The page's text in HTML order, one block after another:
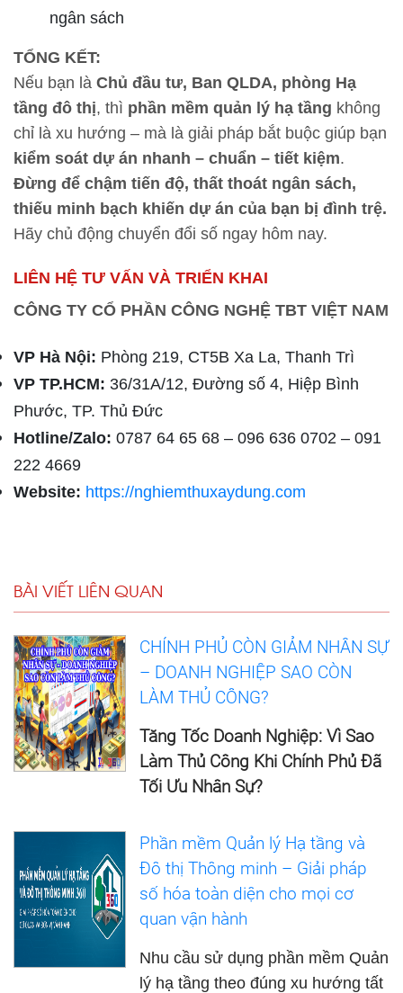
ngân sách
TỔNG KẾT:
Nếu bạn là Chủ đầu tư, Ban QLDA, phòng Hạ
tầng đô thị, thì phần mềm quản lý hạ tầng không
chỉ là xu hướng – mà là giải pháp bắt buộc giúp bạn
kiểm soát dự án nhanh – chuẩn – tiết kiệm.
Đừng để chậm tiến độ, thất thoát ngân sách,
thiếu minh bạch khiến dự án của bạn bị đình trệ.
Hãy chủ động chuyển đổi số ngay hôm nay.
LIÊN HỆ TƯ VẤN VÀ TRIỂN KHAI
CÔNG TY CỔ PHẦN CÔNG NGHỆ TBT VIỆT NAM
VP Hà Nội: Phòng 219, CT5B Xa La, Thanh Trì
VP TP.HCM: 36/31A/12, Đường số 4, Hiệp Bình
Phước, TP. Thủ Đức
Hotline/Zalo: 0787 64 65 68 – 096 636 0702 – 091
222 4669
Website: https://nghiemthuxaydung.com
BÀI VIẾT LIÊN QUAN
CHÍNH PHỦ CÒN GIẢM NHÂN SỰ
– DOANH NGHIỆP SAO CÒN
LÀM THỦ CÔNG?
Tăng Tốc Doanh Nghiệp: Vì Sao
Làm Thủ Công Khi Chính Phủ Đã
Tối Ưu Nhân Sự?
Phần mềm Quản lý Hạ tầng và
Đô thị Thông minh – Giải pháp
số hóa toàn diện cho mọi cơ
quan vận hành
Nhu cầu sử dụng phần mềm Quản
lý hạ tầng theo đúng xu hướng tất